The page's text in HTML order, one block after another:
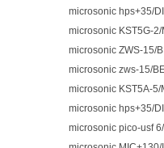
microsonic hps+35/
microsonic KST5G-2/
microsonic ZWS-15/
microsonic zws-15/
microsonic KST5A-5/
microsonic hps+35/
microsonic pico-usf